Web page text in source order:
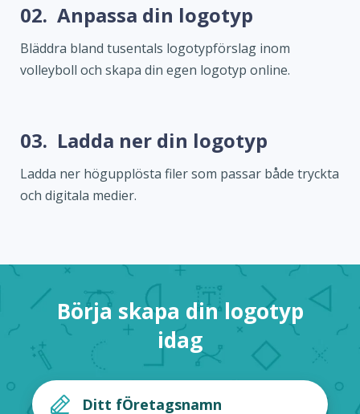
02. Anpassa din logotyp
Bläddra bland tusentals logotypförslag inom
volleyboll och skapa din egen logotyp online.
03. Ladda ner din logotyp
Ladda ner högupplösta filer som passar både tryckta
och digitala medier.
Börja skapa din logotyp
idag